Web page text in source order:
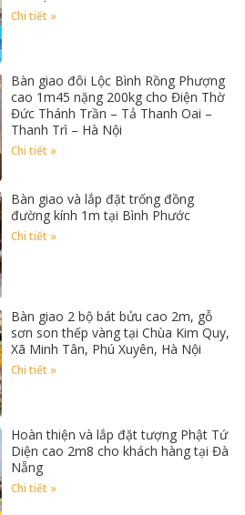
Chi tiết »
Bàn giao đôi Lộc Bình Rồng Phượng
cao 1m45 nặng 200kg cho Điện Thờ
Đức Thánh Trần – Tả Thanh Oai –
Thanh Trì – Hà Nội
Chi tiết »
Bàn giao và lắp đặt trống đồng
đường kính 1m tại Bình Phước
Chi tiết »
Bàn giao 2 bộ bát bửu cao 2m, gỗ
sơn son thếp vàng tại Chùa Kim Quy,
Xã Minh Tân, Phú Xuyên, Hà Nội
Chi tiết »
Hoàn thiện và lắp đặt tượng Phật Tứ
Diện cao 2m8 cho khách hàng tại Đà
Nẵng
Chi tiết »